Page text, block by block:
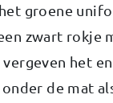
groene
zwart rokje
vergeven het
de mat